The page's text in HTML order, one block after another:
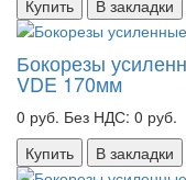
Купить
В закладки
Бокорезы
VDE 170мм
0 руб. Без НДС: 0 руб.
Купить
В закладки